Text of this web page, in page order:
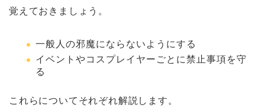
覚えておきましょう。
一般人の邪魔にならないようにする
イベントやコスプレイヤーごとに禁止事項を守
る
これらについてそれぞれ解説します。